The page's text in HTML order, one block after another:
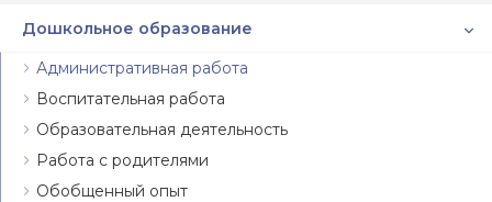
Дошкольное образование
Административная работа
Воспитательная работа
Образовательная деятельность
Работа с родителями
Обобщенный опыт